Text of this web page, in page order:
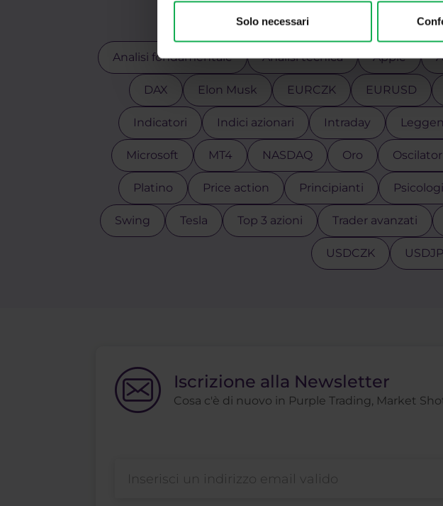
Solo necessari
Analisi fondamentale Analisi tecnica Apple
DAX Elon Musk EURCZK EURUSD
Indicatori Indici azionari Intraday
Microsoft MT4 NASDAQ Oro
Platino Price action Principianti
Swing Tesla Top 3 azioni Trader avanzati
USDCZK
Iscrizione alla Newsletter
Cosa c'è di nuovo in Purple Trading, Market